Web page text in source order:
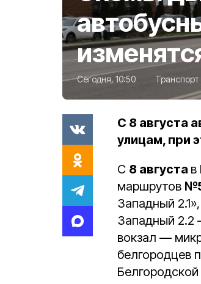
Сегодня, 10:50 Транспорт
С 8 августа
улицам, при
С 8 августа в
маршрутов
Западный 2.1»,
Западный 2.2
вокзал —
белгородцев